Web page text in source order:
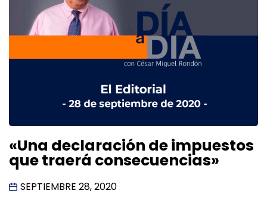
«Una declaración de impuestos
que traerá consecuencias»
SEPTIEMBRE 28, 2020